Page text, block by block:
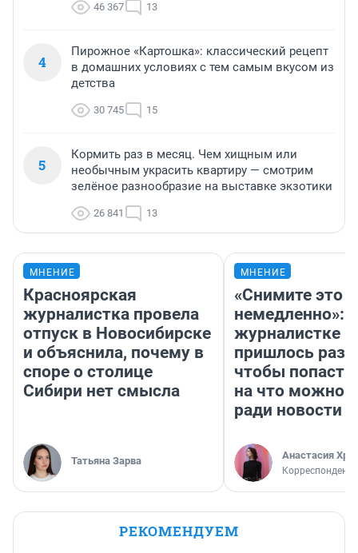
46 367 13
4
Пирожное «Картошка»: классический рецепт
в домашних условиях с тем самым вкусом из
детства
30 745 15
5
Кормить раз в месяц. Чем хищным или
необычным украсить квартиру — смотрим
зелёное разнообразие на выставке экзотики
26 841 13
МНЕНИЕ
Красноярская
журналистка провела
отпуск в Новосибирске
и объяснила, почему в
споре о столице
Сибири нет смысла
Татьяна Зарва
МНЕНИЕ
«Снимите это
немедленно»:
журналистке
пришлось
чтобы попасть
на что можно
ради новости
Анастасия
Корреспондент
РЕКОМЕНДУЕМ